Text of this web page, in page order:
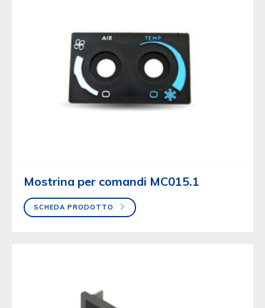
Mostrina per comandi MC015.1
SCHEDA PRODOTTO